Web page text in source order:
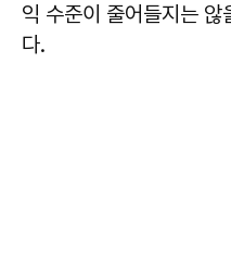
익 수준이 줄어들지는
다.